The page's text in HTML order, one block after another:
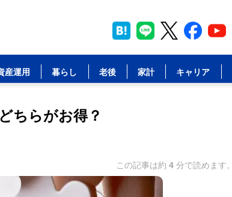
産運用 暮らし 老後 家計 キャリア
ちらがお得？
この記事は約 4 分で読めます。